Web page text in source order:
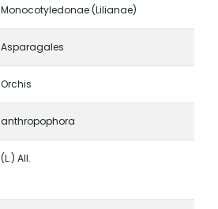
Monocotyledonae (Lilianae)
Asparagales
Orchis
anthropophora
(L.) All.